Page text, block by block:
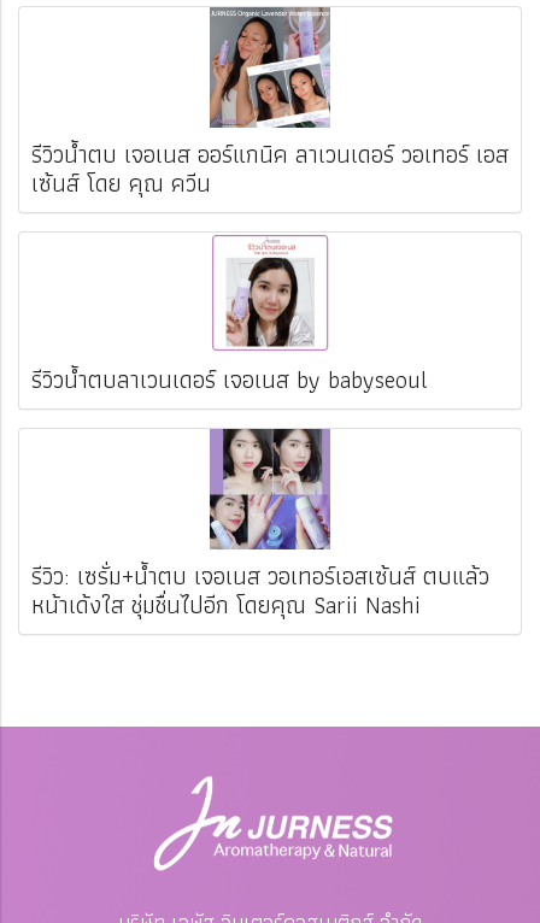
รีวิวน้ำตบ เจอเนส ออร์แกนิค ลาเวนเดอร์ วอเทอร์ เอส
เซ้นส์ โดย คุณ ควีน
รีวิวน้ำตบลาเวนเดอร์ เจอเนส by babyseoul
รีวิว: เซรั่ม+น้ำตบ เจอเนส วอเทอร์เอสเซ้นส์ ตบแล้ว
หน้าเด้งใส ชุ่มชื่นไปอีก โดยคุณ Sarii Nashi